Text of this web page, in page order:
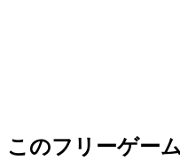
このフリーゲー